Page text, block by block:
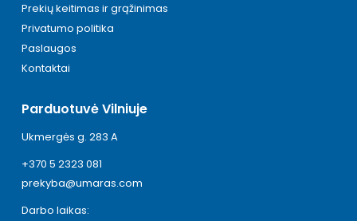
Prekių keitimas ir grąžinimas
Privatumo politika
Paslaugos
Kontaktai
Parduotuvė Vilniuje
Ukmergės g. 283 A
+370 5 2323 081
prekyba@umaras.com
Darbo laikas: